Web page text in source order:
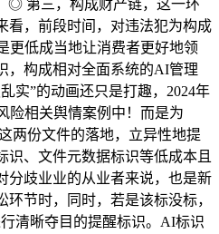
◎ 第三，构成财产链，这一环
看，前段时间，对违法犯为构成
更低成当地让消费者更好地领
，构成相对全面系统的AI管理
实”的动画还只是打趣，2024年
险相关舆情案例中！而是为
两份文件的落地，立异性地提
识、文件元数据标识等低成本且
分歧业业的从业者来说，也是新
节时，同时，若是该标没标，
清晰夺目的提醒标识。AI标识